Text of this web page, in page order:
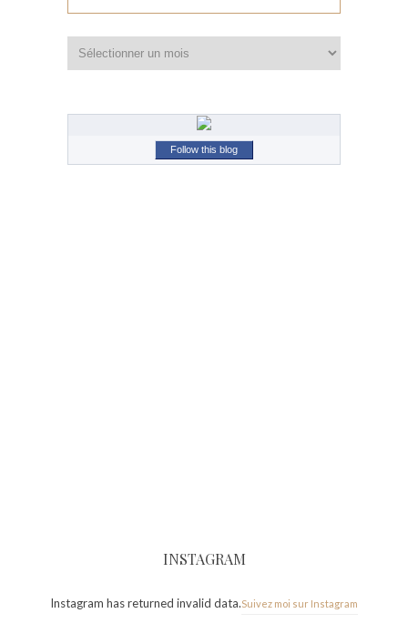
Follow this blog
INSTAGRAM
Instagram has returned invalid data.Suivez moi sur Instagram